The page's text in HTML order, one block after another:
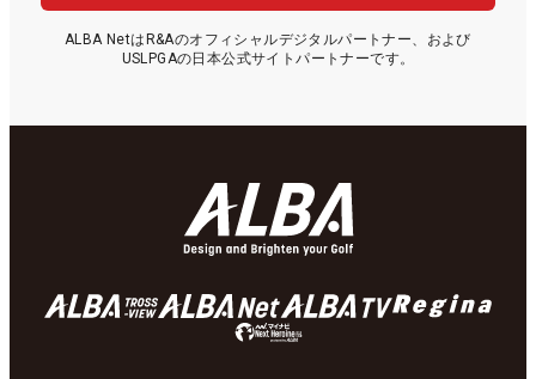
ALBA NetはR&Aのオフィシャルデジタルパートナー、および
USLPGAの日本公式サイトパートナーです。